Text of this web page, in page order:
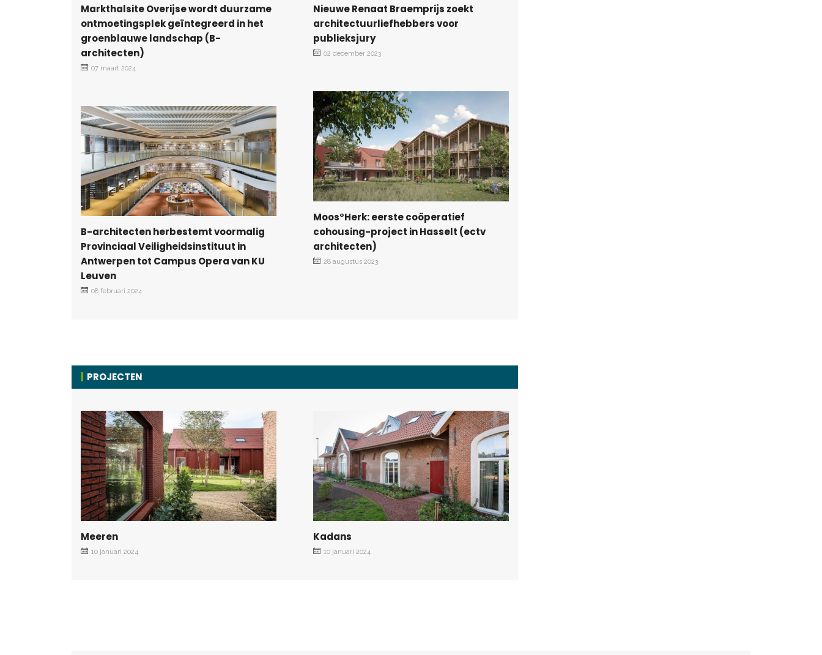
Markthalsite Overijse wordt duurzame
ontmoetingsplek geïntegreerd in het
groenblauwe landschap (B-
architecten)
07 maart 2024
B-architecten herbestemt voormalig
Provinciaal Veiligheidsinstituut in
Antwerpen tot Campus Opera van KU
Leuven
08 februari 2024
Nieuwe Renaat Braemprijs zoekt
architectuurliefhebbers voor
publieksjury
02 december 2023
Moos°Herk: eerste coöperatief
cohousing-project in Hasselt (ectv
architecten)
28 augustus 2023
PROJECTEN
Meeren
10 januari 2024
Kadans
10 januari 2024